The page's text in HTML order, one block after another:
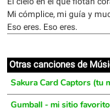
Mi cómplice, mi guía y
Eso eres. Eso eres.
Otras canciones de
Sakura Card Captors (tu
Gumball - mi sitio